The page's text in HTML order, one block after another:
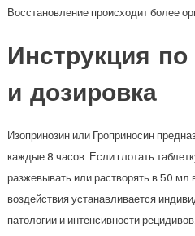
Восстановление происходит более
Инструкция
и дозировка
Изопринозин или Гроприносин
каждые 8 часов. Если глотать
разжевывать или растворять в 50 мл
воздействия устанавливается
патологии и интенсивности